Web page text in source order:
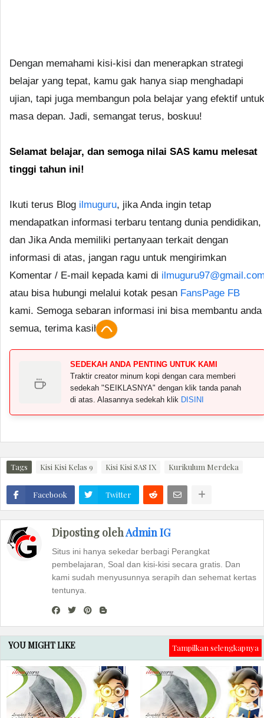
Dengan memahami kisi-kisi dan menerapkan strategi
belajar yang tepat, kamu gak hanya siap menghadapi
ujian, tapi juga membangun pola belajar yang efektif untuk
masa depan. Jadi, semangat terus, boskuu!
Selamat belajar, dan semoga nilai SAS kamu melesat
tinggi tahun ini!
Ikuti terus Blog ilmuguru, jika Anda ingin tetap
mendapatkan informasi terbaru tentang dunia pendidikan,
dan Jika Anda memiliki pertanyaan terkait dengan
informasi di atas, jangan ragu untuk mengirimkan
Komentar / E-mail kepada kami di
atau bisa hubungi melalui kotak pesan FansPage FB
kami. Semoga sebaran informasi ini bisa membantu anda
semua, terima kasih.
SEDEKAH ANDA PENTING UNTUK KAMI
Traktir creator minum kopi dengan cara memberi
sedekah "SEIKLASNYA" dengan klik tanda panah
di atas. Alasannya sedekah klik DISINI
Tags Kisi Kisi Kelas 9 Kisi Kisi SAS IX Kurikulum Merdeka
Facebook Twitter
Diposting olehAdmin IG
Situs ini hanya sekedar berbagi Perangkat
pembelajaran, Soal dan kisi-kisi secara gratis. Dan
kami sudah menyusunnya serapih dan sehemat kertas
tentunya.
YOU MIGHT LIKE Tampilkan selengkapnya